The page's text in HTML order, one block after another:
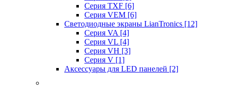
Серия TXF [6]
Серия VEM [6]
Светодиодные экраны LianTronics [12]
Серия VA [4]
Серия VL [4]
Серия VH [3]
Серия V [1]
Аксессуары для LED панелей [2]